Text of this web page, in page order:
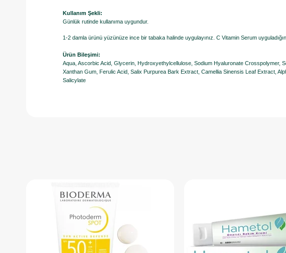
Kullanım Şekli:
Günlük rutinde kullanıma uygundur.
1-2 damla ürünü yüzünüze ince bir tabaka halinde uygulayınız. C Vitamin Serum
Ürün Bileşimi:
Aqua, Ascorbic Acid, Glycerin, Hydroxyethylcellulose, Sodium Hyaluronate Crosspolymer,
Xanthan Gum, Ferulic Acid, Salix Purpurea Bark Extract, Camellia Sinensis Leaf Extract,
Salicylate